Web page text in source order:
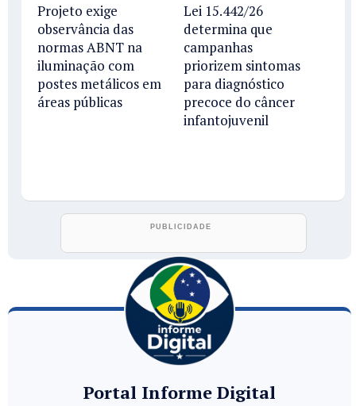
Projeto exige
observância das
normas ABNT na
iluminação com
postes metálicos em
áreas públicas
Lei 15.442/26
determina que
campanhas
priorizem sintomas
para diagnóstico
precoce do câncer
infantojuvenil
Portal Informe Digital